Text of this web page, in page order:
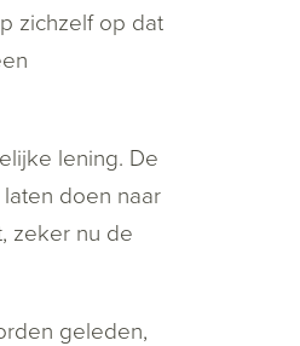
zichzelf op dat
lening. De
doen naar
zeker nu de
geleden,